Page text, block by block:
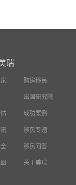
瑞
购房移民
出国研究院
成功案例
移民专题
移民问答
关于美瑞